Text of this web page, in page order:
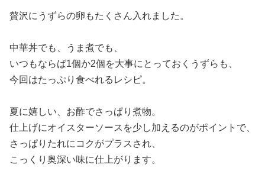
贅沢にうずらの卵もたくさん入れました。
中華丼でも、うま煮でも、
いつもならば1個か2個を大事にとっておくうずらも、
今回はたっぷり食べれるレシピ。
夏に嬉しい、お酢でさっぱり煮物。
仕上げにオイスターソースを少し加えるのがポイントで、
さっぱりたれにコクがプラスされ、
こっくり奥深い味に仕上がります。